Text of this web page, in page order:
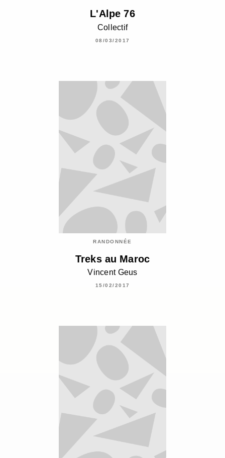
L'Alpe 76
Collectif
08/03/2017
RANDONNÉE
Treks au Maroc
Vincent Geus
15/02/2017